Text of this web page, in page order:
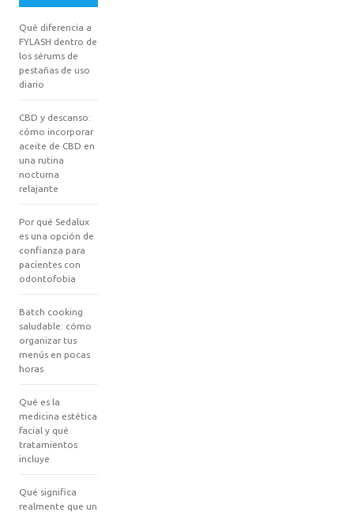
Qué diferencia a
FYLASH dentro de
los sérums de
pestañas de uso
diario
CBD y descanso:
cómo incorporar
aceite de CBD en
una rutina
nocturna
relajante
Por qué Sedalux
es una opción de
confianza para
pacientes con
odontofobia
Batch cooking
saludable: cómo
organizar tus
menús en pocas
horas
Qué es la
medicina estética
facial y qué
tratamientos
incluye
Qué significa
realmente que un